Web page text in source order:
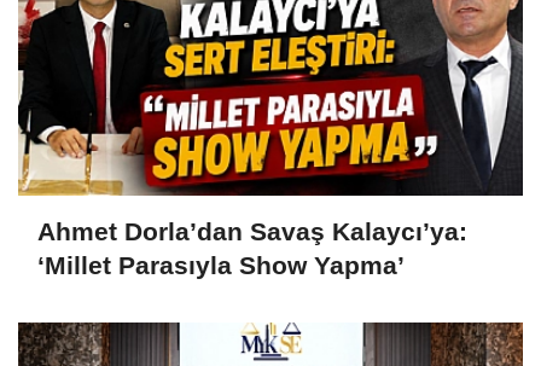
Ahmet Dorla’dan Savaş Kalaycı’ya:
‘Millet Parasıyla Show Yapma’